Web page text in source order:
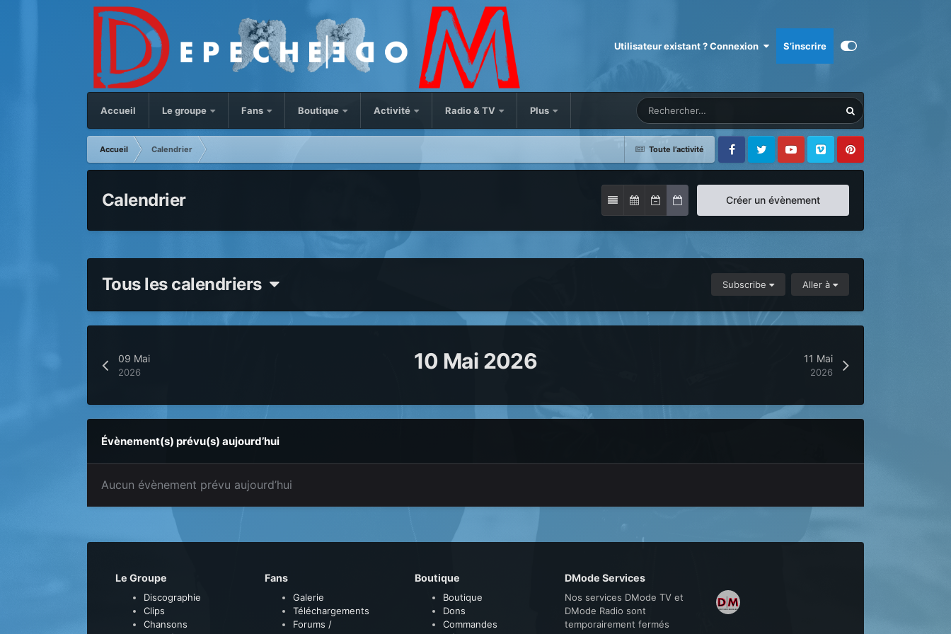
Utilisateur existant ? Connexion S’inscrire
Accueil Le groupe Fans Boutique Activité Radio & TV Plus
Toute l’activité
Accueil
Calendrier
FacebookTwitter Youtube Vimeo Pinterest
Calendrier Créer un évènement
Tous les calendriers Subscribe Aller à
09 Mai
2026 10 Mai 2026 11 Mai
2026
Évènement(s) prévu(s) aujourd’hui
Aucun évènement prévu aujourd’hui
Le Groupe
Discographie
Clips
Chansons
Fans
Galerie
Téléchargements
Forums /
Boutique
Boutique
Dons
Commandes
DMode Services
Nos services DMode TV et
DMode Radio sont
temporairement fermés